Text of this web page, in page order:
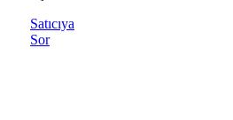
Satıcıya
Sor